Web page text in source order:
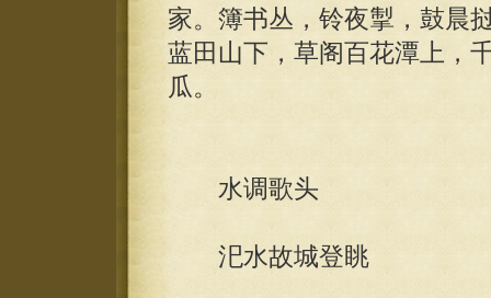
家。簿书丛，铃夜掣，鼓晨
蓝田山下，草阁百花潭上，
瓜。
水调歌头
汜水故城登眺